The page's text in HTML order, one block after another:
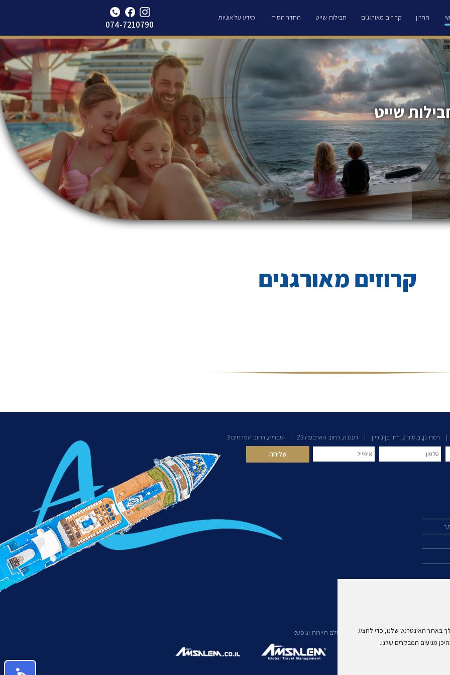
באתר האינטרנט שלנו, כדי להציג
מגיעים המבקרים שלנו.
החזון קרוזים מאורגנים חבילות שייט החדר הסודי מידע על אוניות
074-7210790
שייט
קרוזים מאורגנים
עוד מקבוצת אמסלם תיירות ונופש: